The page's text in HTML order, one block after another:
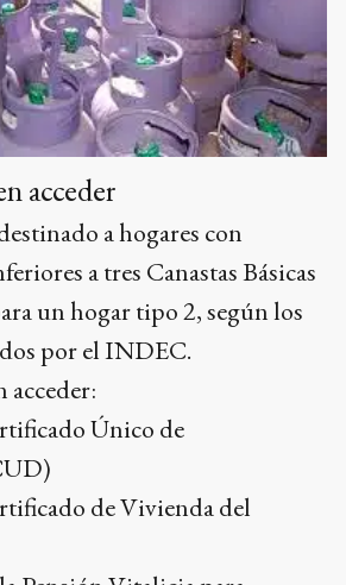
acceder
a hogares con
a tres Canastas Básicas
un hogar tipo 2, según los
por el INDEC.
Único de
de Vivienda del